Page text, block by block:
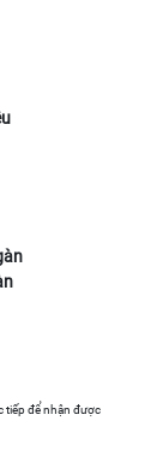
tiếp để nhận được